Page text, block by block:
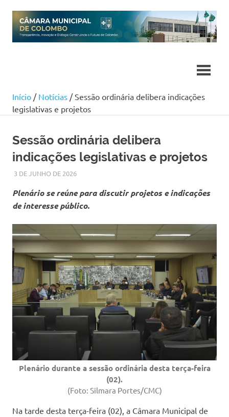
content
Início / Notícias / Sessão ordinária delibera indicações
legislativas e projetos
Sessão ordinária delibera
indicações legislativas e projetos
3 DE JUNHO DE 2026SILMARA
NOTÍCIAS
Plenário se reúne para discutir projetos e indicações
de interesse público.
Plenário durante a sessão ordinária desta terça-feira
(02).
(Foto: Silmara Portes/CMC)
Na tarde desta terça-feira (02), a Câmara Municipal de